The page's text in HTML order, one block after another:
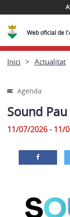
Web oficial de
Inici Actualitat
Agenda
Sound Pau
11/07/2026 - 11/